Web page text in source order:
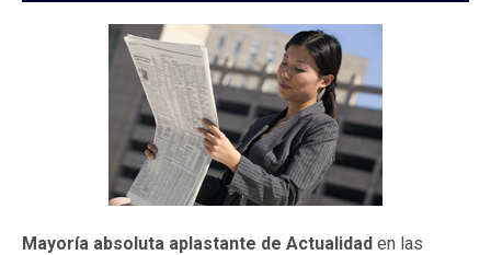
Mayoría absoluta aplastante de Actualidad en las